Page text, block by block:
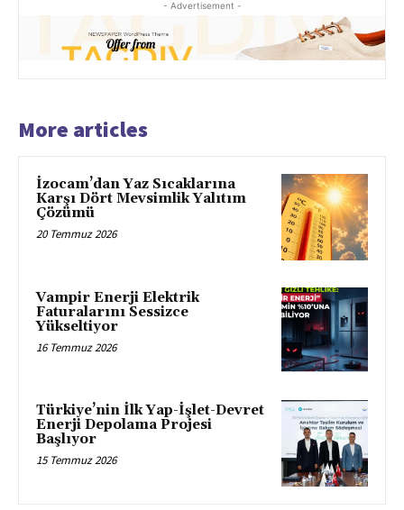
- Advertisement -
More articles
İzocam’dan Yaz Sıcaklarına
Karşı Dört Mevsimlik Yalıtım
Çözümü
20 Temmuz 2026
Vampir Enerji Elektrik
Faturalarını Sessizce
Yükseltiyor
16 Temmuz 2026
Türkiye’nin İlk Yap-İşlet-Devret
Enerji Depolama Projesi
Başlıyor
15 Temmuz 2026